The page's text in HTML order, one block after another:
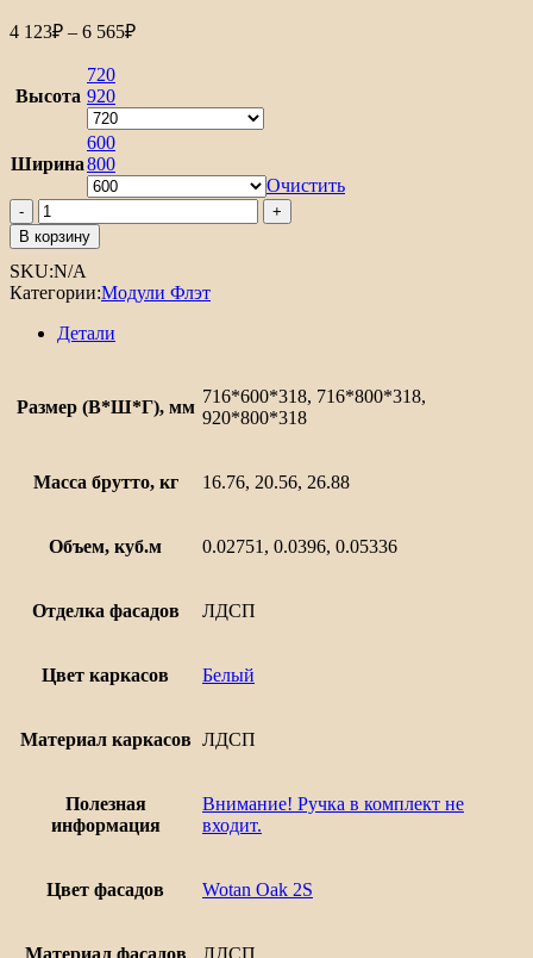
4 123₽ – 6 565₽Диапазон
Высота
720
920
Ширина
600
800
Очистить
Количество
товара
Шкаф
верхний
с
мя
В корзину
SKU:N/A
Категории:Модули Флэт
Детали
Размер (В*Ш*Г), мм
716*600*318, 716*800*318,
920*800*318
Масса брутто, кг 16.76, 20.56, 26.88
Объем, куб.м 0.02751, 0.0396, 0.05336
Отделка фасадов ЛДСП
Цвет каркасов Белый
Материал каркасов ЛДСП
Полезная
информация
Внимание! Ручка в комплект не
входит.
Цвет фасадов Wotan Oak 2S
Материал фасадов ЛДСП